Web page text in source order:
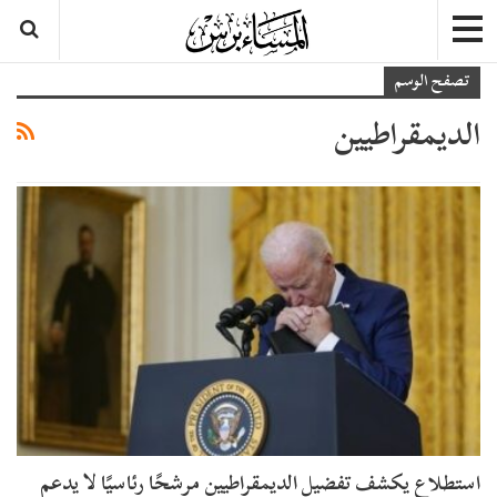
تصفح الوسم
الديمقراطيين
استطلاع يكشف تفضيل الديمقراطيين مرشحًا رئاسيًا لا يدعم